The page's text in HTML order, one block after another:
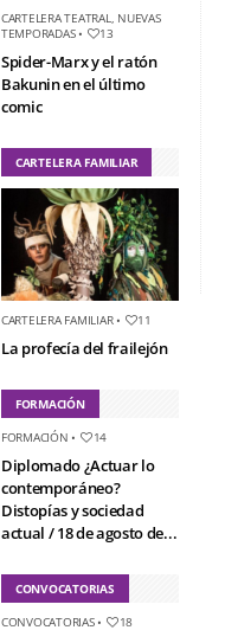
CARTELERA TEATRAL, NUEVAS
TEMPORADAS• 13
Spider-Marx y el ratón
Bakunin en el último
comic
CARTELERA FAMILIAR
CARTELERA FAMILIAR• 11
La profecía del frailejón
FORMACIÓN
FORMACIÓN • 14
Diplomado ¿Actuar lo
contemporáneo?
Distopías y sociedad
actual / 18 de agosto de...
CONVOCATORIAS
CONVOCATORIAS• 18